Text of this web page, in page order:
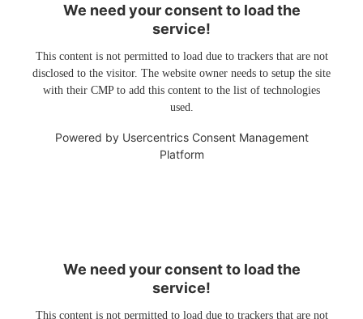
We need your consent to load the
service!
This content is not permitted to load due to trackers that are not
disclosed to the visitor. The website owner needs to setup the site
with their CMP to add this content to the list of technologies
used.
Powered by Usercentrics Consent Management
Platform
We need your consent to load the
service!
This content is not permitted to load due to trackers that are not